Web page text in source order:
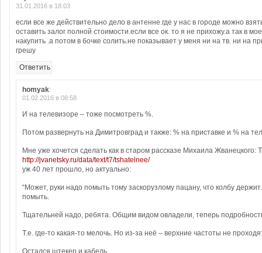
31.01.2016 в 18:03
если все же действительно дело в антенне.где у нас в городе можно
оставить залог полной стоимости.если все ок. то я не прихожу.а так в
накупить .а потом в бочке солить.не показывает у меня ни на тв. ни на
грешу
Ответить
homyak:
01.02.2016 в 08:58
И на телевизоре – тоже посмотреть %.
Потом развернуть на Димитровград и также: % на приставке и % на
Мне уже хочется сделать как в старом рассказе Михаила Жванецкого:
http://jvanetsky.ru/data/text/t7/tshatelnee/
уж 40 лет прошло, но актуально:
“Может, руки надо помыть тому заскорузлому пацану, что колбу
помыть.
Тщательней надо, ребята. Общим видом овладели, теперь
Т.е. где-то какая-то мелочь. Но из-за неё – верхние частоты не
Остался штекер и кабель.